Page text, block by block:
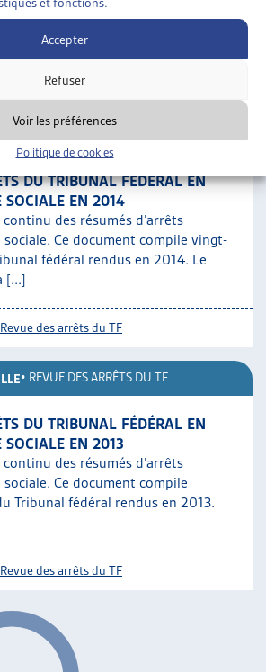
Accepter
Refuser
Voir les préférences
Politique de cookies
fédéral rendus en 2017. Parmi
Revue des arrêts du TF
DU TRIBUNAL FÉDÉRAL EN
SOCIALE EN 2014
continu des résumés d’arrêts
sociale. Ce document compile vingt-
fédéral rendus en 2014. Le
[...]
Revue des arrêts du TF
• REVUE DES ARRÊTS DU TF
DU TRIBUNAL FÉDÉRAL EN
SOCIALE EN 2013
continu des résumés d’arrêts
sociale. Ce document compile
Tribunal fédéral rendus en 2013.
Revue des arrêts du TF